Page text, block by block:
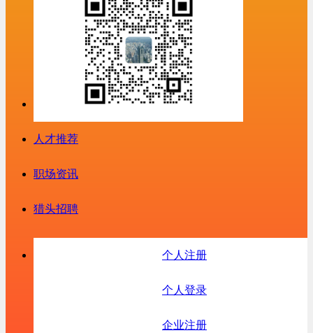
人才推荐
职场资讯
猎头招聘
个人注册
个人登录
企业注册